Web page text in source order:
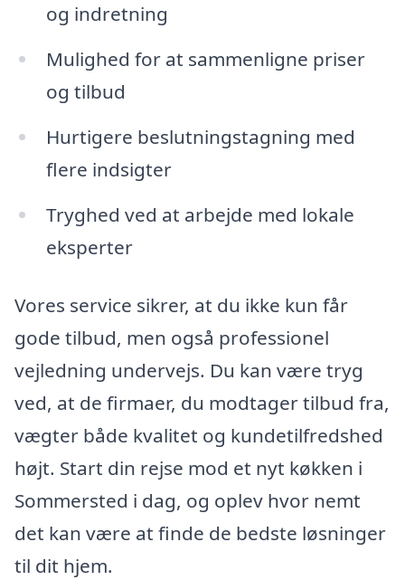
og indretning
Mulighed for at sammenligne priser
og tilbud
Hurtigere beslutningstagning med
flere indsigter
Tryghed ved at arbejde med lokale
eksperter
Vores service sikrer, at du ikke kun får
gode tilbud, men også professionel
vejledning undervejs. Du kan være tryg
ved, at de firmaer, du modtager tilbud fra,
vægter både kvalitet og kundetilfredshed
højt. Start din rejse mod et nyt køkken i
Sommersted i dag, og oplev hvor nemt
det kan være at finde de bedste løsninger
til dit hjem.